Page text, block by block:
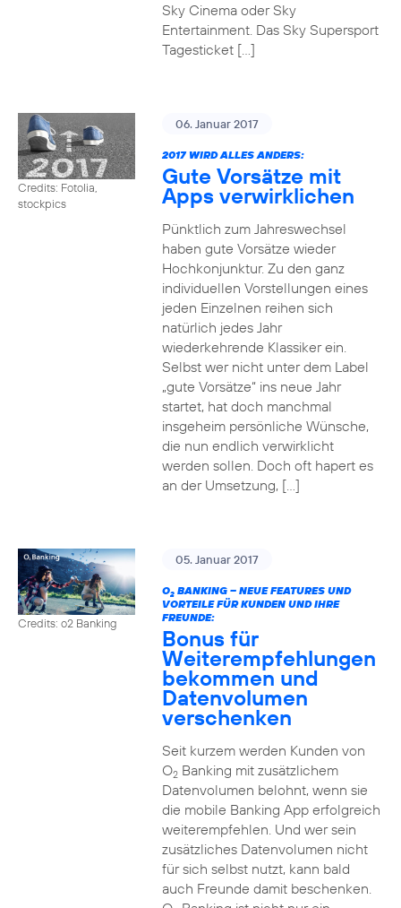
Sky Cinema oder Sky
Entertainment. Das Sky Supersport
Tagesticket […]
Credits: Fotolia,
stockpics
06. Januar 2017
2017 WIRD ALLES ANDERS:
Gute Vorsätze mit
Apps verwirklichen
Pünktlich zum Jahreswechsel
haben gute Vorsätze wieder
Hochkonjunktur. Zu den ganz
individuellen Vorstellungen eines
jeden Einzelnen reihen sich
natürlich jedes Jahr
wiederkehrende Klassiker ein.
Selbst wer nicht unter dem Label
„gute Vorsätze“ ins neue Jahr
startet, hat doch manchmal
insgeheim persönliche Wünsche,
die nun endlich verwirklicht
werden sollen. Doch oft hapert es
an der Umsetzung, […]
Credits: o2 Banking
05. Januar 2017
O2BANKING – NEUE FEATURES UND
VORTEILE FÜR KUNDEN UND IHRE
FREUNDE:
Bonus für
Weiterempfehlungen
bekommen und
Datenvolumen
verschenken
Seit kurzem werden Kunden von
O2Banking mit zusätzlichem
Datenvolumen belohnt, wenn sie
die mobile Banking App erfolgreich
weiterempfehlen. Und wer sein
zusätzliches Datenvolumen nicht
für sich selbst nutzt, kann bald
auch Freunde damit beschenken.